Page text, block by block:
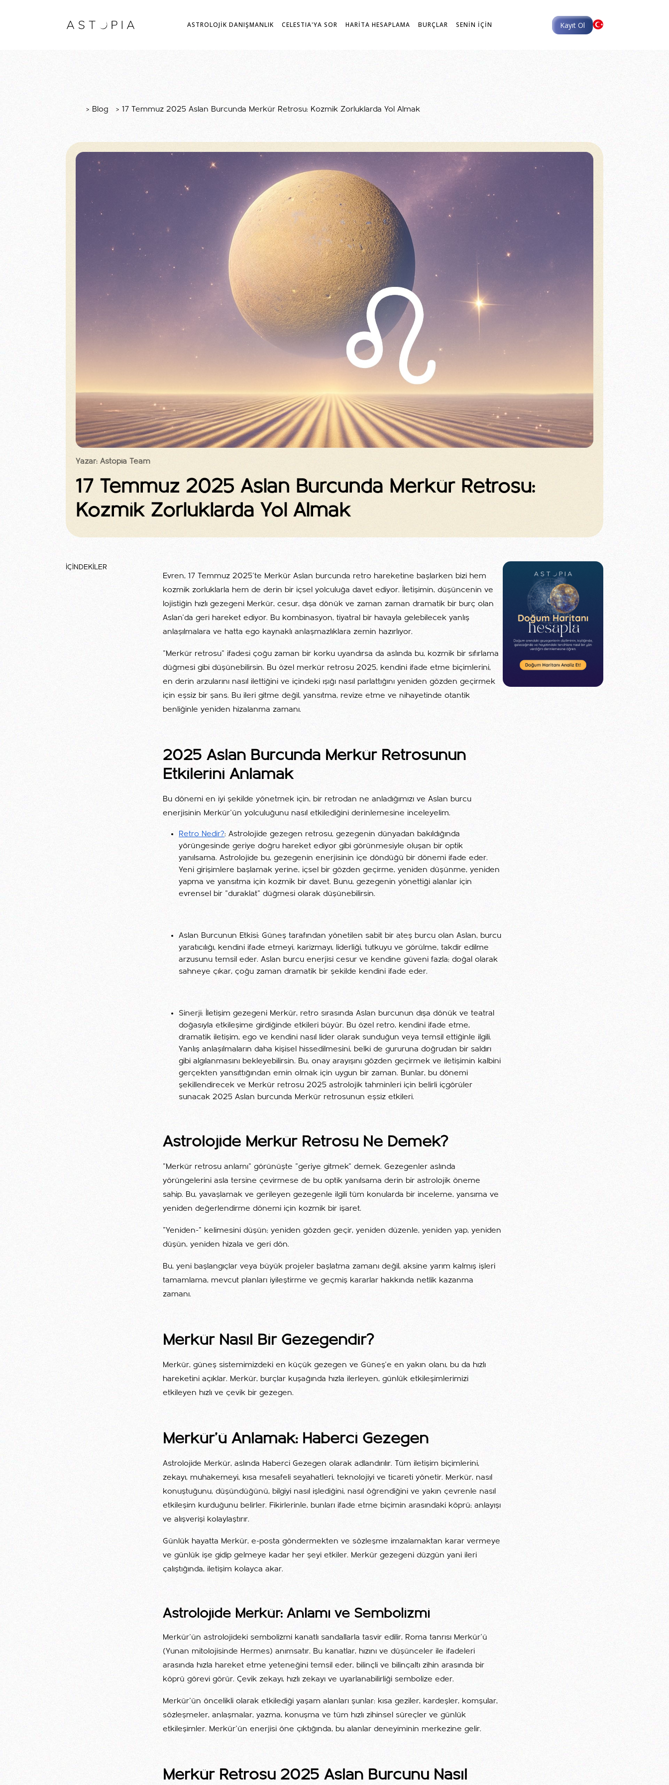
ASTROLOJİK DANIŞMANLIK CELESTIA'YA SOR HARİTA HESAPLAMA BURÇLAR SENİN İÇİN Kayıt Ol
> Blog > 17 Temmuz 2025 Aslan Burcunda Merkür Retrosu: Kozmik Zorluklarda Yol Almak
Yazar: Astopia Team
17 Temmuz 2025 Aslan Burcunda Merkür Retrosu:
Kozmik Zorluklarda Yol Almak
İÇİNDEKİLER
Evren, 17 Temmuz 2025'te Merkür Aslan burcunda retro hareketine başlarken bizi hem
kozmik zorluklarla hem de derin bir içsel yolculuğa davet ediyor. İletişimin, düşüncenin ve
lojistiğin hızlı gezegeni Merkür, cesur, dışa dönük ve zaman zaman dramatik bir burç olan
Aslan'da geri hareket ediyor. Bu kombinasyon, tiyatral bir havayla gelebilecek yanlış
anlaşılmalara ve hatta ego kaynaklı anlaşmazlıklara zemin hazırlıyor.
"Merkür retrosu" ifadesi çoğu zaman bir korku uyandırsa da aslında bu, kozmik bir sıfırlama
düğmesi gibi düşünebilirsin. Bu özel merkür retrosu 2025, kendini ifade etme biçimlerini,
en derin arzularını nasıl ilettiğini ve içindeki ışığı nasıl parlattığını yeniden gözden geçirmek
için eşsiz bir şans. Bu ileri gitme değil, yansıtma, revize etme ve nihayetinde otantik
benliğinle yeniden hizalanma zamanı.
2025 Aslan Burcunda Merkür Retrosunun
Etkilerini Anlamak
Bu dönemi en iyi şekilde yönetmek için, bir retrodan ne anladığımızı ve Aslan burcu
enerjisinin Merkür'ün yolculuğunu nasıl etkilediğini derinlemesine inceleyelim.
Retro Nedir?: Astrolojide gezegen retrosu, gezegenin dünyadan bakıldığında
yörüngesinde geriye doğru hareket ediyor gibi görünmesiyle oluşan bir optik
yanılsama. Astrolojide bu, gezegenin enerjisinin içe döndüğü bir dönemi ifade eder.
Yeni girişimlere başlamak yerine, içsel bir gözden geçirme, yeniden düşünme, yeniden
yapma ve yansıtma için kozmik bir davet. Bunu, gezegenin yönettiği alanlar için
evrensel bir "duraklat" düğmesi olarak düşünebilirsin.
Aslan Burcunun Etkisi: Güneş tarafından yönetilen sabit bir ateş burcu olan Aslan, burcu
yaratıcılığı, kendini ifade etmeyi, karizmayı, liderliği, tutkuyu ve görülme, takdir edilme
arzusunu temsil eder. Aslan burcu enerjisi cesur ve kendine güveni fazla; doğal olarak
sahneye çıkar, çoğu zaman dramatik bir şekilde kendini ifade eder.
Sinerji: İletişim gezegeni Merkür, retro sırasında Aslan burcunun dışa dönük ve teatral
doğasıyla etkileşime girdiğinde etkileri büyür. Bu özel retro, kendini ifade etme,
dramatik iletişim, ego ve kendini nasıl lider olarak sunduğun veya temsil ettiğinle ilgili.
Yanlış anlaşılmaların daha kişisel hissedilmesini, belki de gururuna doğrudan bir saldırı
gibi algılanmasını bekleyebilirsin. Bu, onay arayışını gözden geçirmek ve iletişimin kalbini
gerçekten yansıttığından emin olmak için uygun bir zaman. Bunlar, bu dönemi
şekillendirecek ve Merkür retrosu 2025 astrolojik tahminleri için belirli içgörüler
sunacak 2025 Aslan burcunda Merkür retrosunun eşsiz etkileri.
Astrolojide Merkür Retrosu Ne Demek?
"Merkür retrosu anlamı" görünüşte "geriye gitmek" demek. Gezegenler aslında
yörüngelerini asla tersine çevirmese de bu optik yanılsama derin bir astrolojik öneme
sahip. Bu, yavaşlamak ve gerileyen gezegenle ilgili tüm konularda bir inceleme, yansıma ve
yeniden değerlendirme dönemi için kozmik bir işaret.
"Yeniden-" kelimesini düşün; yeniden gözden geçir, yeniden düzenle, yeniden yap, yeniden
düşün, yeniden hizala ve geri dön.
Bu, yeni başlangıçlar veya büyük projeler başlatma zamanı değil, aksine yarım kalmış işleri
tamamlama, mevcut planları iyileştirme ve geçmiş kararlar hakkında netlik kazanma
zamanı.
Merkür Nasıl Bir Gezegendir?
Merkür, güneş sistemimizdeki en küçük gezegen ve Güneş'e en yakın olanı, bu da hızlı
hareketini açıklar. Merkür, burçlar kuşağında hızla ilerleyen, günlük etkileşimlerimizi
etkileyen hızlı ve çevik bir gezegen.
Merkür'ü Anlamak: Haberci Gezegen
Astrolojide Merkür, aslında Haberci Gezegen olarak adlandırılır. Tüm iletişim biçimlerini,
zekayı, muhakemeyi, kısa mesafeli seyahatleri, teknolojiyi ve ticareti yönetir. Merkür, nasıl
konuştuğunu, düşündüğünü, bilgiyi nasıl işlediğini, nasıl öğrendiğini ve yakın çevrenle nasıl
etkileşim kurduğunu belirler. Fikirlerinle, bunları ifade etme biçimin arasındaki köprü; anlayışı
ve alışverişi kolaylaştırır.
Günlük hayatta Merkür, e-posta göndermekten ve sözleşme imzalamaktan karar vermeye
ve günlük işe gidip gelmeye kadar her şeyi etkiler. Merkür gezegeni düzgün yani ileri
çalıştığında, iletişim kolayca akar.
Astrolojide Merkür: Anlamı ve Sembolizmi
Merkür'ün astrolojideki sembolizmi kanatlı sandallarla tasvir edilir, Roma tanrısı Merkür'ü
(Yunan mitolojisinde Hermes) anımsatır. Bu kanatlar, hızını ve düşünceler ile ifadeleri
arasında hızla hareket etme yeteneğini temsil eder, bilinçli ve bilinçaltı zihin arasında bir
köprü görevi görür. Çevik zekayı, hızlı zekayı ve uyarlanabilirliği sembolize eder.
Merkür'ün öncelikli olarak etkilediği yaşam alanları şunlar: kısa geziler, kardeşler, komşular,
sözleşmeler, anlaşmalar, yazma, konuşma ve tüm hızlı zihinsel süreçler ve günlük
etkileşimler. Merkür'ün enerjisi öne çıktığında, bu alanlar deneyiminin merkezine gelir.
Merkür Retrosu 2025 Aslan Burcunu Nasıl